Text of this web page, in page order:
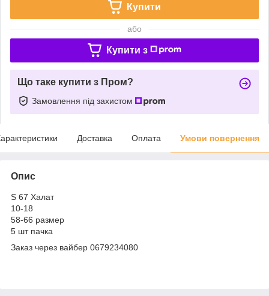
Купити
або
Купити з
Що таке купити з Пром?
Замовлення під захистом
Доставка Оплата Умови повернення
Опис
S 67 Халат
10-18
58-66 размер
5 шт пачка
Заказ через вайбер 0679234080